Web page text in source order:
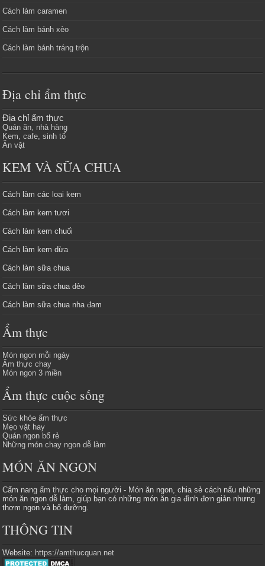
Cách làm caramen
Cách làm bánh xèo
Cách làm bánh tráng trộn
Địa chỉ ẩm thực
Địa chỉ ẩm thực
Quán ăn, nhà hàng
Kem, cafe, sinh tố
Ăn vặt
KEM VÀ SỮA CHUA
Cách làm các loại kem
Cách làm kem tươi
Cách làm kem chuối
Cách làm kem dừa
Cách làm sữa chua
Cách làm sữa chua dẻo
Cách làm sữa chua nha đam
Ẩm thực
Món ngon mỗi ngày
Ẩm thực chay
Món ngon 3 miền
Ẩm thực cuộc sống
Sức khỏe ẩm thực
Mẹo vặt hay
Quán ngon bổ rẻ
Những món chay ngon dễ làm
MÓN ĂN NGON
Cẩm nangẩm thực cho mọi người - Món ăn ngon, chia sẻ cách nấu những
món ăn ngon dễ làm, giúp bạn có những món ăn gia đình đơn giản nhưng
thơm ngon và bổ dưỡng.
THÔNG TIN
Website: https://amthucquan.net